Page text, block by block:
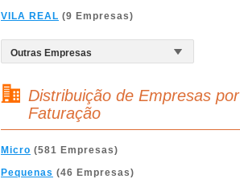
VILA REAL (9 Empresas)
Distribuição de Empresas por
Faturação
Micro (581 Empresas)
Pequenas (46 Empresas)